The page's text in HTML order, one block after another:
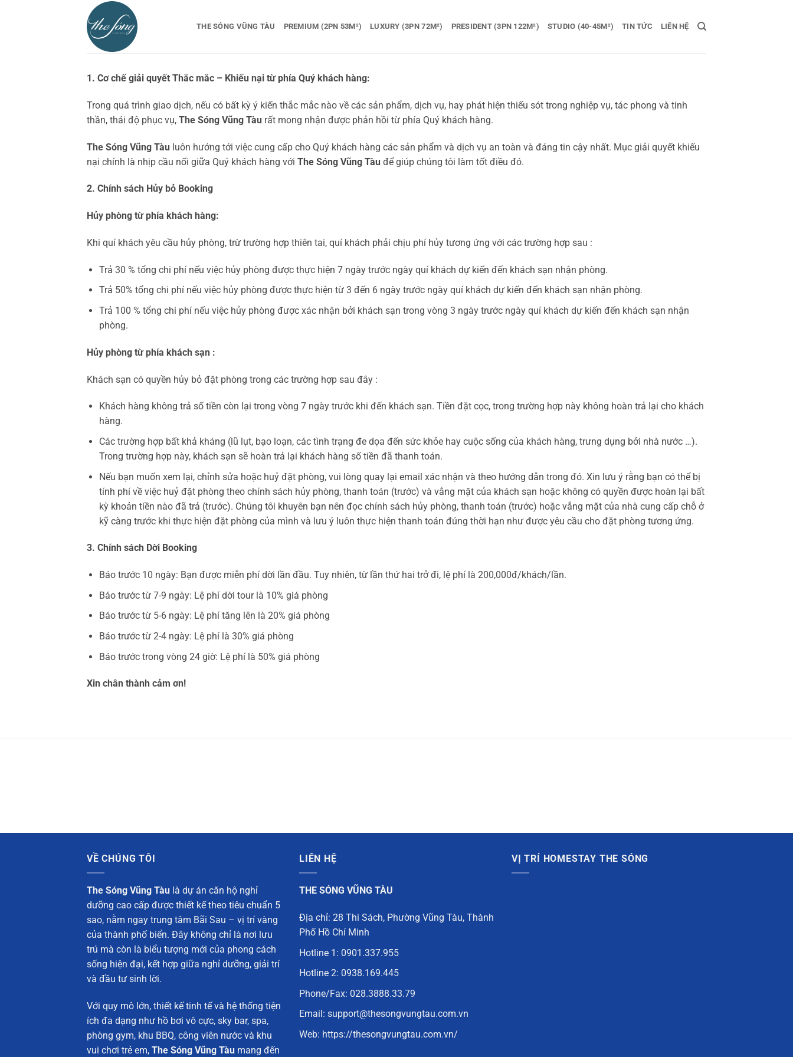
THE SÓNG VŨNG TÀU PREMIUM (2PN 53M²) LUXURY (3PN 72M²) PRESIDENT (3PN 122M²) STUDIO (40-45M²) TIN TỨC LIÊN HỆ
1. Cơ chế giải quyết Thắc mắc – Khiếu nại từ phía Quý khách hàng:
Trong quá trình giao dịch, nếu có bất kỳ ý kiến thắc mắc nào về các sản phẩm, dịch vụ, hay phát hiện thiếu sót trong nghiệp vụ, tác phong và tinh
thần, thái độ phục vụ, The Sóng Vũng Tàu rất mong nhận được phản hồi từ phía Quý khách hàng.
The Sóng Vũng Tàu luôn hướng tới việc cung cấp cho Quý khách hàng các sản phẩm và dịch vụ an toàn và đáng tin cậy nhất. Mục giải quyết khiếu
nại chính là nhịp cầu nối giữa Quý khách hàng với The Sóng Vũng Tàu để giúp chúng tôi làm tốt điều đó.
2. Chính sách Hủy bỏ Booking
Hủy phòng từ phía khách hàng:
Khi quí khách yêu cầu hủy phòng, trừ trường hợp thiên tai, quí khách phải chịu phí hủy tương ứng với các trường hợp sau :
Trả 30 % tổng chi phí nếu việc hủy phòng được thực hiện 7 ngày trước ngày quí khách dự kiến đến khách sạn nhận phòng.
Trả 50% tổng chi phí nếu việc hủy phòng được thực hiện từ 3 đến 6 ngày trước ngày quí khách dự kiến đến khách sạn nhận phòng.
Trả 100 % tổng chi phí nếu việc hủy phòng được xác nhận bởi khách sạn trong vòng 3 ngày trước ngày quí khách dự kiến đến khách sạn nhận
phòng.
Hủy phòng từ phía khách sạn :
Khách sạn có quyền hủy bỏ đặt phòng trong các trường hợp sau đây :
Khách hàng không trả số tiền còn lại trong vòng 7 ngày trước khi đến khách sạn. Tiền đặt cọc, trong trường hợp này không hoàn trả lại cho khách
hàng.
Các trường hợp bất khả kháng (lũ lụt, bạo loạn, các tình trạng đe dọa đến sức khỏe hay cuộc sống của khách hàng, trưng dụng bởi nhà nước …).
Trong trường hợp này, khách sạn sẽ hoàn trả lại khách hàng số tiền đã thanh toán.
Nếu bạn muốn xem lại, chỉnh sửa hoặc huỷ đặt phòng, vui lòng quay lại email xác nhận và theo hướng dẫn trong đó. Xin lưu ý rằng bạn có thể bị
tính phí về việc huỷ đặt phòng theo chính sách hủy phòng, thanh toán (trước) và vắng mặt của khách sạn hoặc không có quyền được hoàn lại bất
kỳ khoản tiền nào đã trả (trước). Chúng tôi khuyên bạn nên đọc chính sách hủy phòng, thanh toán (trước) hoặc vắng mặt của nhà cung cấp chỗ ở
kỹ càng trước khi thực hiện đặt phòng của mình và lưu ý luôn thực hiện thanh toán đúng thời hạn như được yêu cầu cho đặt phòng tương ứng.
3. Chính sách Dời Booking
Báo trước 10 ngày: Bạn được miễn phí dời lần đầu. Tuy nhiên, từ lần thứ hai trở đi, lệ phí là 200,000đ/khách/lần.
Báo trước từ 7-9 ngày: Lệ phí dời tour là 10% giá phòng
Báo trước từ 5-6 ngày: Lệ phí tăng lên là 20% giá phòng
Báo trước từ 2-4 ngày: Lệ phí là 30% giá phòng
Báo trước trong vòng 24 giờ: Lệ phí là 50% giá phòng
Xin chân thành cảm ơn!
VỀ CHÚNG TÔI
The Sóng Vũng Tàu là dự án căn hộ nghỉ
dưỡng cao cấp được thiết kế theo tiêu chuẩn 5
sao, nằm ngay trung tâm Bãi Sau – vị trí vàng
của thành phố biển. Đây không chỉ là nơi lưu
trú mà còn là biểu tượng mới của phong cách
sống hiện đại, kết hợp giữa nghỉ dưỡng, giải trí
và đầu tư sinh lời.
Với quy mô lớn, thiết kế tinh tế và hệ thống tiện
ích đa dạng như hồ bơi vô cực, sky bar, spa,
phòng gym, khu BBQ, công viên nước và khu
vui chơi trẻ em, The Sóng Vũng Tàu mang đến
LIÊN HỆ
THE SÓNG VŨNG TÀU
Địa chỉ: 28 Thi Sách, Phường Vũng Tàu, Thành
Phố Hồ Chí Minh
Hotline 1: 0901.337.955
Hotline 2: 0938.169.445
Phone/Fax: 028.3888.33.79
Email: support@thesongvungtau.com.vn
Web: https://thesongvungtau.com.vn/
VỊ TRÍ HOMESTAY THE SÓNG